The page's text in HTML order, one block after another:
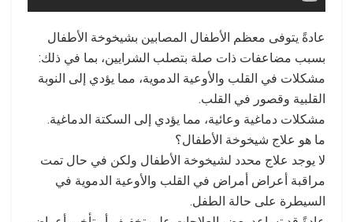
عادةً يتوفى معظم الأطفال المصابين بشيخوخة الأطفال
بسبب مضاعفات ذات صلة بتصلب الشرايين، بما في ذلك:
مشكلات في القلب والأوعية الدموية، مما يؤدي إلى النوبة
القلبية وقصور في القلب.
مشكلات دماغية وعائية، مما يؤدي إلى السكتة الدماغية.
ما هو علاج شيخوخة الأطفال؟
لا يوجد علاج محدد لشيخوخة الأطفال ولكن في حال تمت
مراقبة أعراض أمراض في القلب والأوعية الدموية في
السيطرة على حالة الطفل.